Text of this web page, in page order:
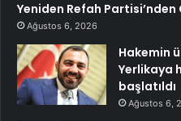
Yeniden Refah Partisi’nden
Ağustos 6, 2026
Hakemin
Yerlikaya
başlatıldı
Ağustos 6,